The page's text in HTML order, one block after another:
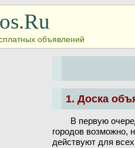
объявлений
1. Доска
В первую
городов возможно,
действуют для